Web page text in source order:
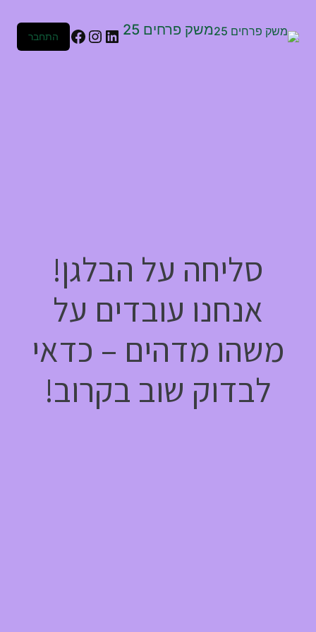
משק פרחים 25 התחבר
סליחה על הבלגן!
אנחנו עובדים על
משהו מדהים – כדאי
לבדוק שוב בקרוב!